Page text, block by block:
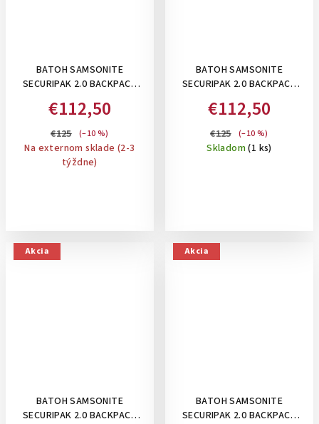
BATOH SAMSONITE
SECURIPAK 2.0 BACKPACK
BLUE/ORANGE
€112,50
€125 (–10 %)
Na externom sklade (2-3
týždne)
BATOH SAMSONITE
SECURIPAK 2.0 BACKPACK
€112,50
€125 (–10 %)
Skladom(1 ks)
Akcia
BATOH SAMSONITE
SECURIPAK 2.0 BACKPACK
Akcia
BATOH SAMSONITE
SECURIPAK 2.0 BACKPACK